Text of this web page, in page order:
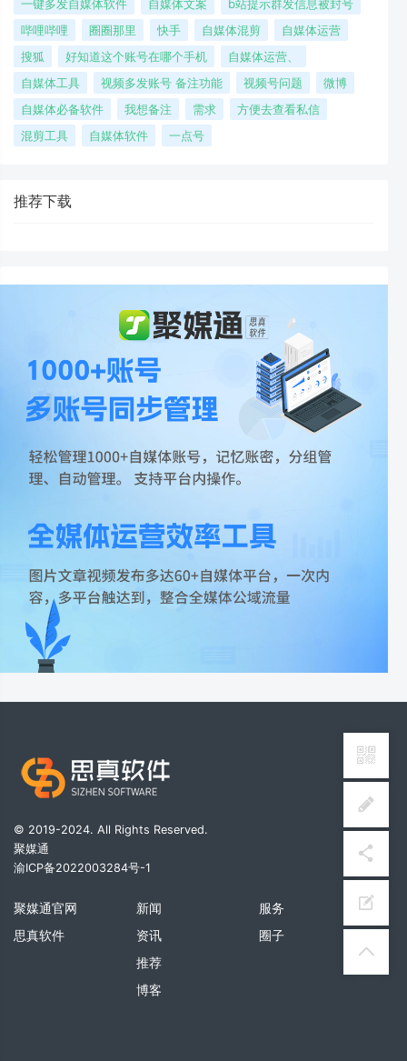
一键多发自媒体软件
自媒体文案
b站提示群发信息被封号
哔哩哔哩
圈圈那里 快手 自媒体混剪
自媒体运营
搜狐
好知道这个账号在哪个手机
自媒体运营、
自媒体工具
视频多发账号 备注功能 视频号问题
微博
自媒体必备软件
我想备注 需求
方便去查看私信
混剪工具
自媒体软件 一点号
推荐下载
© 2019-2024. All Rights Reserved.
聚媒通
渝ICP备2022003284号-1
聚媒通官网
思真软件
新闻
资讯
推荐
博客
服务
圈子